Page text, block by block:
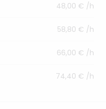
48,00 € /h
58,80 € /h
66,00 € /h
74,40 € /h